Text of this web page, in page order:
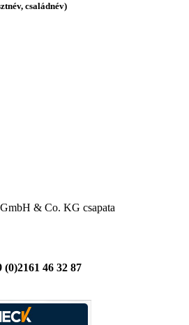
családnév)
& Co. KG csapata
(0)2161 46 32 87